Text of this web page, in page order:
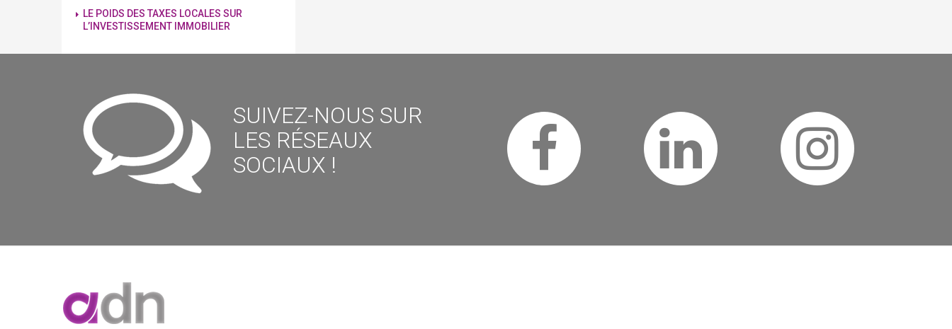
LE POIDS DES TAXES LOCALES SUR
L’INVESTISSEMENT IMMOBILIER
SUIVEZ-NOUS SUR
LES RÉSEAUX
SOCIAUX !